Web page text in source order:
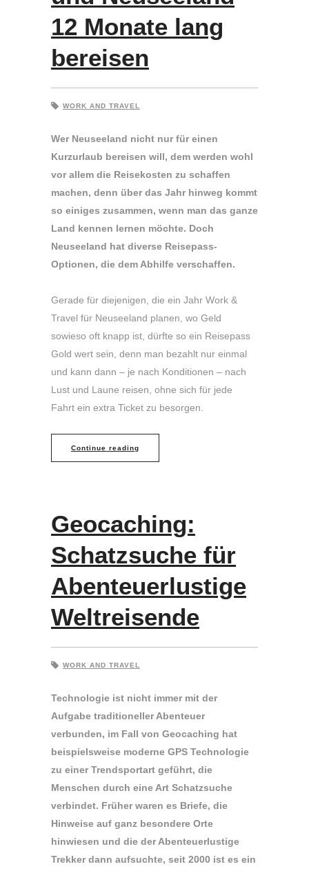
12 Monate lang
bereisen
WORK AND TRAVEL
Wer Neuseeland nicht nur für einen
Kurzurlaub bereisen will, dem werden wohl
vor allem die Reisekosten zu schaffen
machen, denn über das Jahr hinweg kommt
so einiges zusammen, wenn man das ganze
Land kennen lernen möchte. Doch
Neuseeland hat diverse Reisepass-
Optionen, die dem Abhilfe verschaffen.
Gerade für diejenigen, die ein Jahr Work &
Travel für Neuseeland planen, wo Geld
sowieso oft knapp ist, dürfte so ein Reisepass
Gold wert sein, denn man bezahlt nur einmal
und kann dann – je nach Konditionen – nach
Lust und Laune reisen, ohne sich für jede
Fahrt ein extra Ticket zu besorgen.
Continue reading
Geocaching:
Schatzsuche für
Abenteuerlustige
Weltreisende
WORK AND TRAVEL
Technologie ist nicht immer mit der
Aufgabe traditioneller Abenteuer
verbunden, im Fall von Geocaching hat
beispielsweise moderne GPS Technologie
zu einer Trendsportart geführt, die
Menschen durch eine Art Schatzsuche
verbindet. Früher waren es Briefe, die
Hinweise auf ganz besondere Orte
hinwiesen und die der Abenteuerlustige
Trekker dann aufsuchte, seit 2000 ist es ein